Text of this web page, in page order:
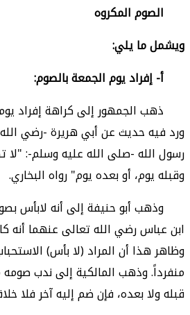
الصوم المكروه
ويشمل ما يلي:
أ- إفراد يوم الجمعة بالصوم:
ذهب الجمهورإلى كراهة إفراد
ورد فيه حديث عن أبي هريرة -رضي
رسول الله -صلى الله عليه وسلم-: "لا
وقبله يوم، أو بعده يوم" رواه البخاري.
وذهب أبو حنيفةإلى أنه لابأس
ابن عباس رضي الله تعالى عنهما أنه
وظاهر هذا أن المراد (لا بأس)
منفرداً.وذهب المالكيةإلى ندب صومه
قبله ولا بعده، فإن ضم إليه آخر فلا